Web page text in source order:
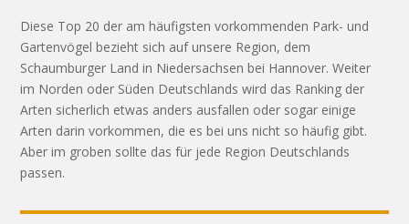
Diese Top 20 der am häufigsten vorkommenden Park- und
Gartenvögel bezieht sich auf unsere Region, dem
Schaumburger Land in Niedersachsen bei Hannover. Weiter
im Norden oder Süden Deutschlands wird das Ranking der
Arten sicherlich etwas anders ausfallen oder sogar einige
Arten darin vorkommen, die es bei uns nicht so häufig gibt.
Aber im groben sollte das für jede Region Deutschlands
passen.